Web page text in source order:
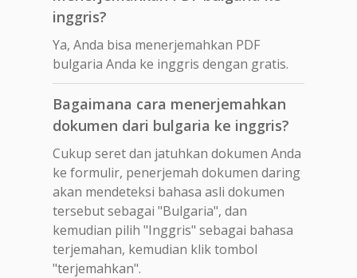
inggris?
Ya, Anda bisa menerjemahkan PDF
bulgaria Anda ke inggris dengan gratis.
Bagaimana cara menerjemahkan
dokumen dari bulgaria ke inggris?
Cukup seret dan jatuhkan dokumen Anda
ke formulir, penerjemah dokumen daring
akan mendeteksi bahasa asli dokumen
tersebut sebagai "Bulgaria", dan
kemudian pilih "Inggris" sebagai bahasa
terjemahan, kemudian klik tombol
"terjemahkan".